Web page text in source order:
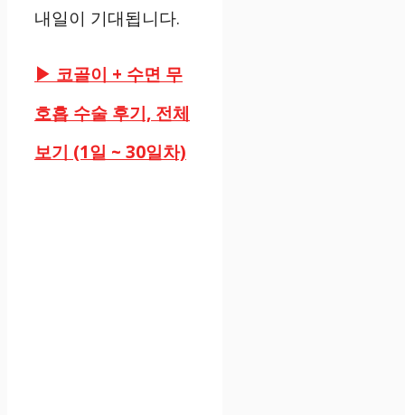
내일이 기대됩니다.
▶ 코골이 + 수면 무
호흡 수술 후기, 전체
보기 (1일 ~ 30일차)